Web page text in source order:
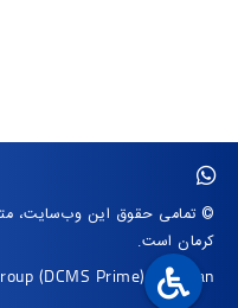
© تمامی حقوق این وب‌سایت،
کرمان است.
(DCMS Prime)|Arvan